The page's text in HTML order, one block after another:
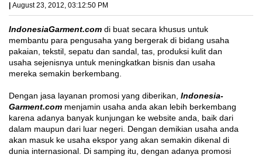
| August 23, 2012, 03:12:50 PM
IndonesiaGarment.com di buat secara khusus untuk
membantu para pengusaha yang bergerak di bidang usaha
pakaian, tekstil, sepatu dan sandal, tas, produksi kulit dan
usaha sejenisnya untuk meningkatkan bisnis dan usaha
mereka semakin berkembang.
Dengan jasa layanan promosi yang diberikan, Indonesia-
Garment.com menjamin usaha anda akan lebih berkembang
karena adanya banyak kunjungan ke website anda, baik dari
dalam maupun dari luar negeri. Dengan demikian usaha anda
akan masuk ke usaha ekspor yang akan semakin dikenal di
dunia internasional. Di samping itu, dengan adanya promosi